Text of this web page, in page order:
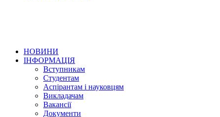
НОВИНИ
ІНФОРМАЦІЯ
Вступникам
Студентам
Аспірантам і науковцям
Викладачам
Вакансії
Документи